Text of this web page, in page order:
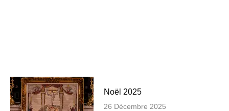
Noël 2025
26 Décembre 2025